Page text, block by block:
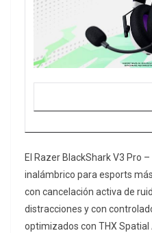
El Razer BlackShark V3 Pro
inalámbrico para esports
con cancelación activa de
distracciones y con
optimizados con THX